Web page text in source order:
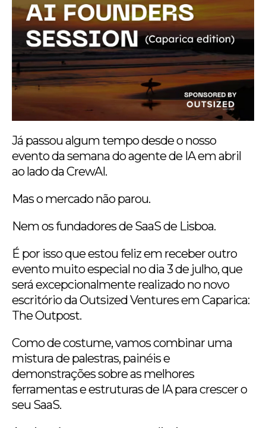
Já passou algum tempo desde o nosso
evento da semana do agente de IA em abril
ao lado da CrewAI.
Mas o mercado não parou.
Nem os fundadores de SaaS de Lisboa.
É por isso que estou feliz em receber outro
evento muito especial no dia 3 de julho, que
será excepcionalmente realizado no novo
escritório da Outsized Ventures em Caparica:
The Outpost.
Como de costume, vamos combinar uma
mistura de palestras, painéis e
demonstrações sobre as melhores
ferramentas e estruturas de IA para crescer o
seu SaaS.